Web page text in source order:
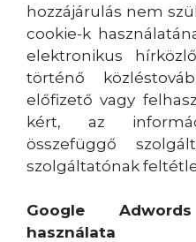
hozzájárulás nem
cookie-k
elektronikus
történő
előfizető vagy
kért, az
összefüggő
szolgáltatónak
Google
használata